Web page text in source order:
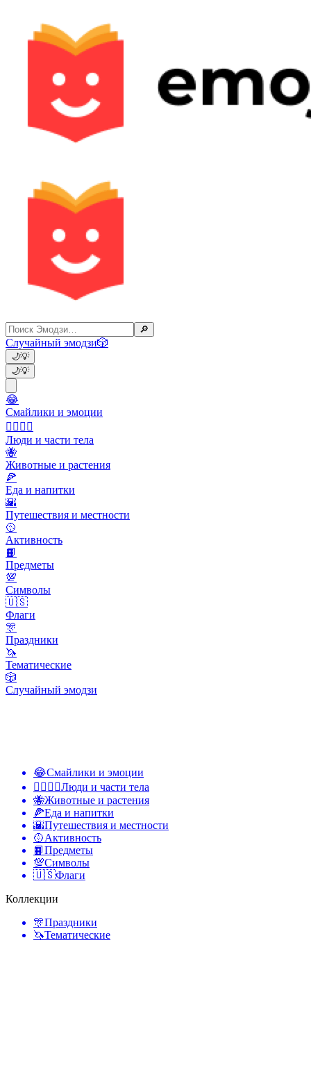
🔎
Случайный эмодзи🎲
🌙💡
🌙💡
😂
Смайлики и эмоции
👩‍❤️‍💋‍👨
Люди и части тела
🐝
Животные и растения
🍕
Еда и напитки
🌇
Путешествия и местности
🥎
Активность
📙
Предметы
💯
Символы
🇺🇸
Флаги
🎊
Праздники
🦄
Тематические
🎲
Случайный эмодзи
😂Смайлики и эмоции
👩‍❤️‍💋‍👨Люди и части тела
🐝Животные и растения
🍕Еда и напитки
🌇Путешествия и местности
🥎Активность
📙Предметы
💯Символы
🇺🇸Флаги
Коллекции
🎊Праздники
🦄Тематические